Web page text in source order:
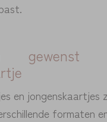
gewenst
en jongenskaartjes
formaten